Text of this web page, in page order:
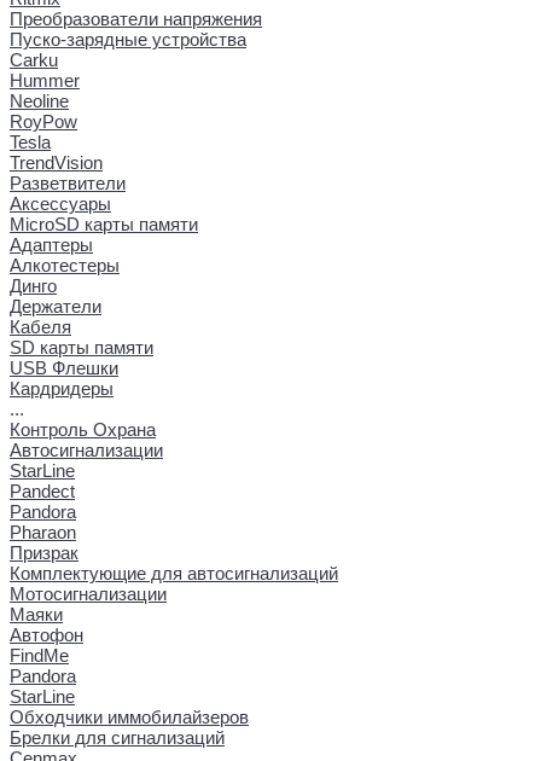
Преобразователи напряжения
Пуско-зарядные устройства
Carku
Hummer
Neoline
RoyPow
Tesla
TrendVision
Разветвители
Аксессуары
MicroSD карты памяти
Адаптеры
Алкотестеры
Динго
Держатели
Кабеля
SD карты памяти
USB Флешки
Кардридеры
...
Контроль Охрана
Автосигнализации
StarLine
Pandect
Pandora
Pharaon
Призрак
Комплектующие для автосигнализаций
Мотосигнализации
Маяки
Автофон
FindMe
Pandora
StarLine
Обходчики иммобилайзеров
Брелки для сигнализаций